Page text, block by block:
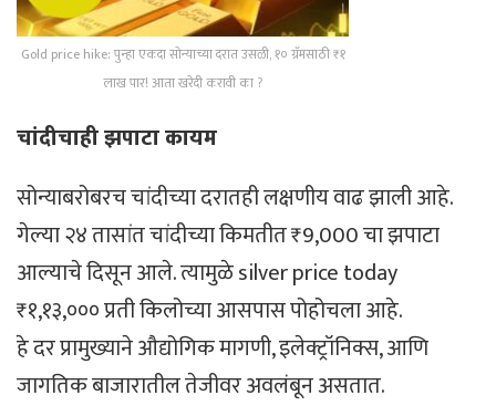
Gold price hike: पुन्हा एकदा सोन्याच्या दरात उसळी, १० ग्रॅमसाठी ₹१
लाख पार! आता खरेदी करावी का ?
चांदीचाही झपाटा कायम
सोन्याबरोबरच चांदीच्या दरातही लक्षणीय वाढ झाली आहे.
गेल्या २४ तासांत चांदीच्या किमतीत ₹9,000 चा झपाटा
आल्याचे दिसून आले. त्यामुळे silver price today
₹१,१३,००० प्रती किलोच्या आसपास पोहोचला आहे.
हे दर प्रामुख्याने औद्योगिक मागणी, इलेक्ट्रॉनिक्स, आणि
जागतिक बाजारातील तेजीवर अवलंबून असतात.